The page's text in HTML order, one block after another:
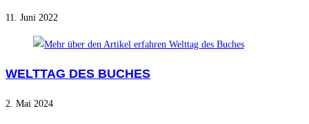
11. Juni 2022
WELTTAG DES BUCHES
2. Mai 2024